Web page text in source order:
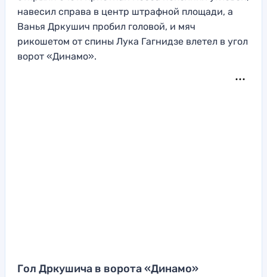
навесил справа в центр штрафной площади, а
Ванья Дркушич пробил головой, и мяч
рикошетом от спины Лука Гагнидзе влетел в угол
ворот «Динамо».
Гол Дркушича в ворота «Динамо»